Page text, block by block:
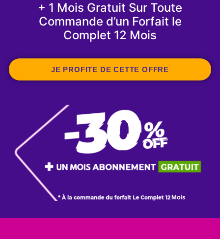
+ 1 Mois Gratuit Sur Toute
Commande d’un Forfait le
Complet 12 Mois
JE PROFITE DE CETTE OFFRE